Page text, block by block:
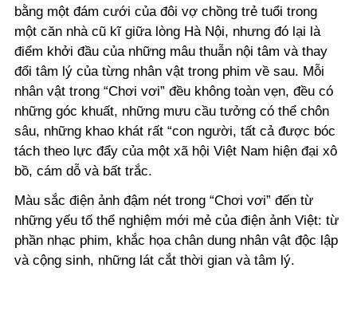
bằng một đám cưới của đôi vợ chồng trẻ tuổi trong
một căn nhà cũ kĩ giữa lòng Hà Nội, nhưng đó lại là
điểm khởi đầu của những mâu thuẫn nội tâm và thay
đổi tâm lý của từng nhân vật trong phim về sau. Mỗi
nhân vật trong “Chơi vơi” đều không toàn vẹn, đều có
những góc khuất, những mưu cầu tưởng có thể chôn
sâu, những khao khát rất “con người, tất cả được bóc
tách theo lực đẩy của một xã hội Việt Nam hiện đại xô
bồ, cám dỗ và bất trắc.
Màu sắc điện ảnh đậm nét trong “Chơi vơi” đến từ
những yếu tố thể nghiệm mới mẻ của điện ảnh Việt: từ
phần nhạc phim, khắc họa chân dung nhân vật độc lập
và cộng sinh, những lát cắt thời gian và tâm lý.